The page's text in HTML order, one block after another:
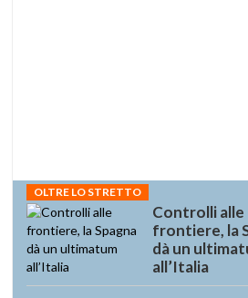
OLTRE LO STRETTO
Controlli alle
frontiere, la
dà un
all’Italia